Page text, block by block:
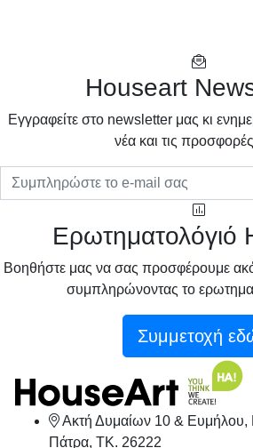
Houseart
Eγγραφείτε στο newsletter μας κι
νέα και τις
Ερωτηματολόγιό
Βοηθήστε μας να σας προσφέρουμε
συμπληρώνοντας το
Συμμετοχή
Ακτή Δυμαίων 10 & Ευμήλου,
Πάτρα, TK. 26222